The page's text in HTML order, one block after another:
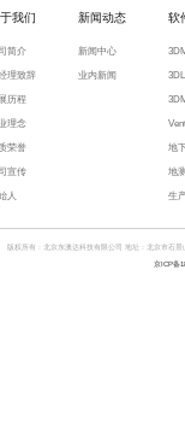
我们
简介
理致辞
历程
理念
荣誉
宣传
人
新闻动态
新闻中心
业内新闻
软
地
地
生
版权所有：北京东澳达科技有限公司 地址：北京市石景
京ICP备